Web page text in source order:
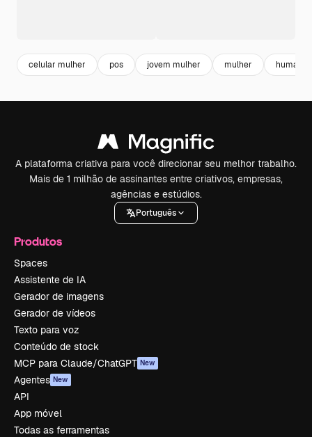
celular mulher pos jovem mulher mulher humano
A plataforma criativa para você direcionar seu melhor trabalho.
Mais de 1 milhão de assinantes entre criativos, empresas,
agências e estúdios.
Português
Produtos
Spaces
Assistente de IA
Gerador de imagens
Gerador de vídeos
Texto para voz
Conteúdo de stock
MCP para Claude/ChatGPT New
Agentes New
API
App móvel
Todas as ferramentas